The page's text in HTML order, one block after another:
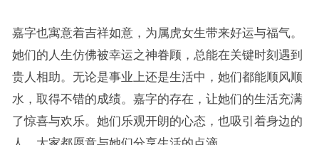
嘉字也寓意着吉祥如意，为属虎女生带来好运与福气。
她们的人生仿佛被幸运之神眷顾，总能在关键时刻遇到
贵人相助。无论是事业上还是生活中，她们都能顺风顺
水，取得不错的成绩。嘉字的存在，让她们的生活充满
了惊喜与欢乐。她们乐观开朗的心态，也吸引着身边的